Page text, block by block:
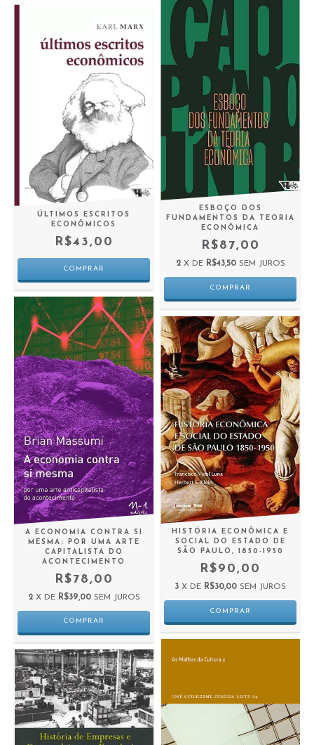
ÚLTIMOS ESCRITOS
ECONÔMICOS
R$43,00
ESBOÇO DOS
FUNDAMENTOS DA TEORIA
ECONÔMICA
R$87,00
2 X DE R$43,50 SEM JUROS
A ECONOMIA CONTRA SI
MESMA: POR UMA ARTE
CAPITALISTA DO
ACONTECIMENTO
R$78,00
2 X DE R$39,00 SEM JUROS
HISTÓRIA ECONÔMICA E
SOCIAL DO ESTADO DE
SÃO PAULO, 1850-1950
R$90,00
3 X DE R$30,00 SEM JUROS